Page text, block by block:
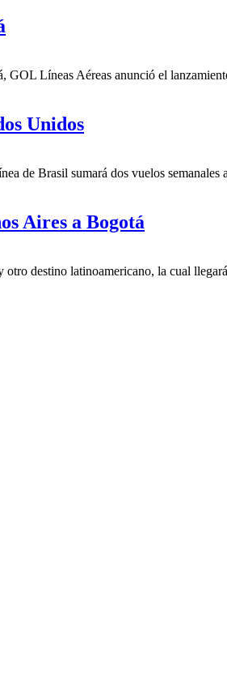
Líneas Aéreas anunció el
Unidos
de Brasil sumará dos vuelos semanales
Aires a Bogotá
destino latinoamericano, la cual